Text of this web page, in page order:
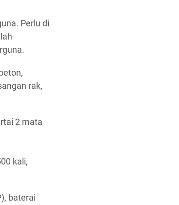
Perlu di
rak,
2 mata
kali,
baterai